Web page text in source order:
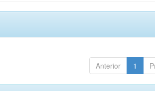
Anterior 1